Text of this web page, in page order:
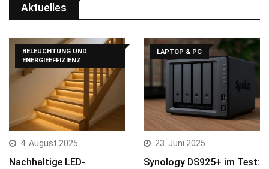
Aktuelles
BELEUCHTUNG UND
ENERGIEEFFIZIENZ
4. August 2025
Nachhaltige LED-
LAPTOP & PC
23. Juni 2025
Synology DS925+ im Test: